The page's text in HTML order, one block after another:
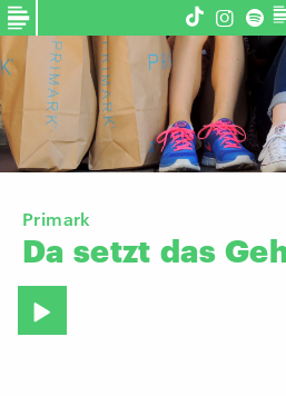
Primark
Da setzt das